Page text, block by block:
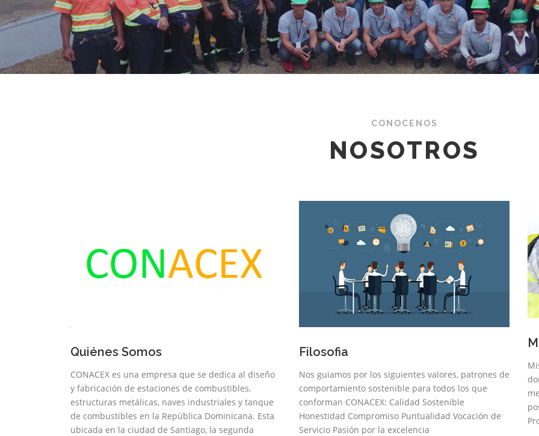
CONOCENOS
NOSOTROS
Quiénes Somos
CONACEX es una empresa que se dedica al diseño
y fabricación de estaciones de combustibles,
estructuras metálicas, naves industriales y tanque
de combustibles en la República Dominicana. Esta
ubicada en la ciudad de Santiago, la segunda
Filosofia
Nos guiamos por los siguientes valores, patrones de
comportamiento sostenible para todos los que
conforman CONACEX: Calidad Sostenible
Honestidad Compromiso Puntualidad Vocación de
Servicio Pasión por la excelencia